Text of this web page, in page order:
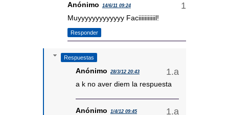
Anónimo 14/6/11 09:24
Muyyyyyyyyyyyyy Faciiiiiiiiiiil!
Responder
Respuestas
Anónimo 28/3/12 20:43
a k no aver diem la respuesta
Anónimo 1/4/12 09:45